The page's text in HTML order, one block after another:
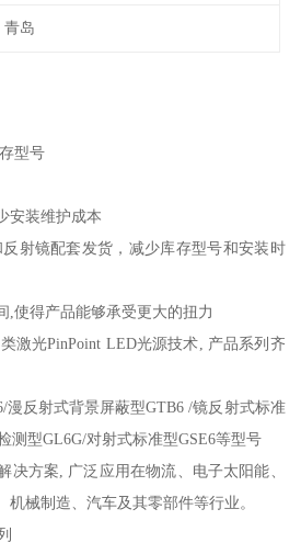
青岛
型号
安装维护成本
射镜配套发货，减少库存型号和安装时
,使得产品能够承受更大的扭力
激光PinPoint LED光源技术, 产品系列齐
漫反射式背景屏蔽型GTB6 /镜反射式标准
测型GL6G/对射式标准型GSE6等型号
决方案, 广泛应用在物流、电子太阳能、
械制造、汽车及其零部件等行业。